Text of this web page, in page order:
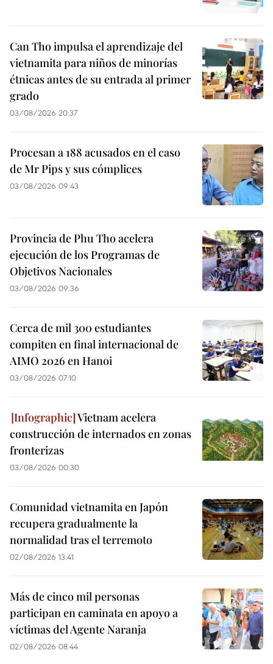
Can Tho impulsa el aprendizaje del
vietnamita para niños de minorías
étnicas antes de su entrada al primer
grado
03/08/2026 20:37
Procesan a 188 acusados en el caso
de Mr Pips y sus cómplices
03/08/2026 09:43
Provincia de Phu Tho acelera
ejecución de los Programas de
Objetivos Nacionales
03/08/2026 09:36
Cerca de mil 300 estudiantes
compiten en final internacional de
AIMO 2026 en Hanoi
03/08/2026 07:10
Vietnam acelera
construcción de internados en zonas
fronterizas
03/08/2026 00:30
Comunidad vietnamita en Japón
recupera gradualmente la
normalidad tras el terremoto
02/08/2026 13:41
Más de cinco mil personas
participan en caminata en apoyo a
víctimas del Agente Naranja
02/08/2026 08:44